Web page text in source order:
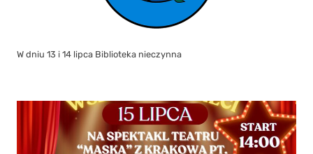
W dniu 13 i 14 lipca Biblioteka nieczynna